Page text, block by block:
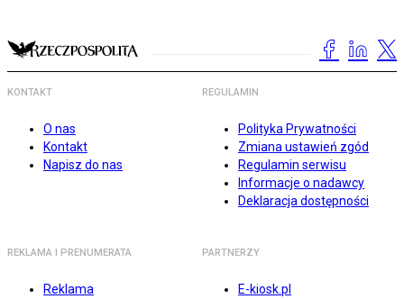
KONTAKT
O nas
Kontakt
Napisz do nas
REGULAMIN
Polityka Prywatności
Zmiana ustawień zgód
Regulamin serwisu
Informacje o nadawcy
Deklaracja dostępności
REKLAMA I PRENUMERATA
Reklama
PARTNERZY
E-kiosk.pl